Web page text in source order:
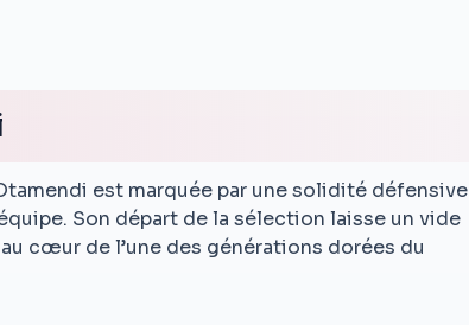
est marquée par une solidité défensive
Son départ de la sélection laisse un vide
cœur de l’une des générations dorées du